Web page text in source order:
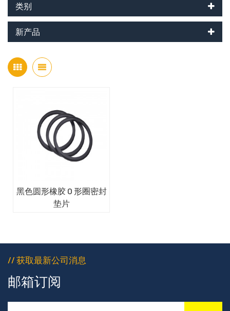
类别
新产品
黑色圆形橡胶 O 形圈密封
垫片
// 获取最新公司消息
邮箱订阅